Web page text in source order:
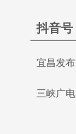
抖音号
宜昌发布
三峡广电